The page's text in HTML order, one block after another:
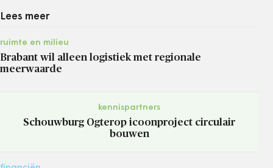
Lees meer
ruimte en milieu
Brabant wil alleen logistiek met regionale
meerwaarde
kennispartners
Schouwburg Ogterop icoonproject circulair
bouwen